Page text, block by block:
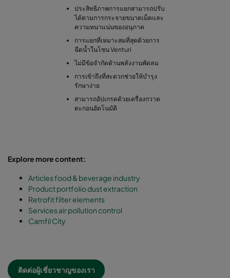
ประสิทธิภาพการแยกสามารถปรับ
ได้ตามการกระจายขนาดเม็ดและ
ความหนาแน่นของอนุภาค
การแยกที่เหมาะสมที่สุดด้วยการ
ฉีดน้ำในโซน Venturi
ไม่มีข้อจำกัดด้านพลังงานพัดลม
การเข้าถึงที่สะดวกช่วยให้บำรุง
รักษาง่าย
สามารถอัปเกรดด้วยเครื่องกวาด
ตะกอนอัตโนมัติ
Explore more content:
Articles food & beverage industry
Product portfolio dust extraction
Retrofit filter elements
Services air pollution control
Camfil City
ติดต่อผู้เชี่ยวชาญของเรา